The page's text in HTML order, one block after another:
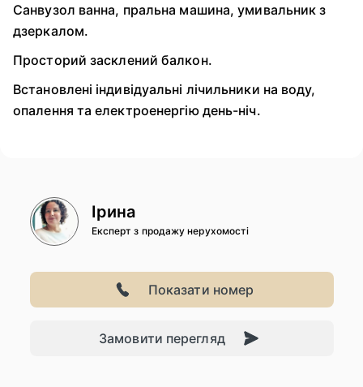
Санвузол ванна, пральна машина, умивальник з
дзеркалом.
Просторий засклений балкон.
Встановлені індивідуальні лічильники на воду,
опалення та електроенергію день-ніч.
Ірина
Експерт з продажу нерухомості
Показати номер
Замовити перегляд